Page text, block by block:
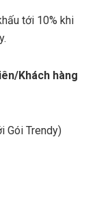
tới 10% khi
Khách hàng
Gói Trendy)